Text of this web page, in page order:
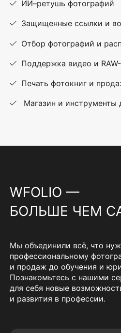
ИИ–ретушь фотографий
Защищенные ссылки и
Отбор фотографий и
Поддержка видео и
Печать фотокниг и
Магазин и инструменты
WFOLIO —
БОЛЬШЕ ЧЕМ
Мы объединили всё, что
профессиональному
и продаж до обучения и
Познакомьтесь с нашими
для себя новые
и развития в профессии.